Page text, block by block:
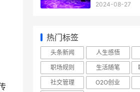
2024-08-27
热门标签
头条新闻 人生感悟
职场规则
生活随笔
社交管理
O2O创业